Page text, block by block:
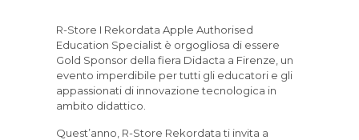
R-Store I Rekordata Apple Authorised
Education Specialist è orgogliosa di essere
Gold Sponsor della fiera Didacta a Firenze, un
evento imperdibile per tutti gli educatori e gli
appassionati di innovazione tecnologica in
ambito didattico.
Quest’anno, R-Store Rekordata ti invita a